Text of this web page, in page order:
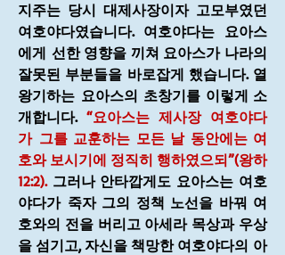
지주는 당시 대제사장이자 고모부였던
여호야다였습니다. 여호야다는 요아스
에게 선한 영향을 끼쳐 요아스가 나라의
잘못된 부분들을 바로잡게 했습니다. 열
왕기하는 요아스의 초창기를 이렇게 소
개합니다. “요아스는 제사장 여호야다
가 그를 교훈하는 모든 날 동안에는 여
호와 보시기에 정직히 행하였으되”(왕하
12:2). 그러나 안타깝게도 요아스는 여호
야다가 죽자 그의 정책 노선을 바꿔 여
호와의 전을 버리고 아세라 목상과 우상
을 섬기고, 자신을 책망한 여호야다의 아